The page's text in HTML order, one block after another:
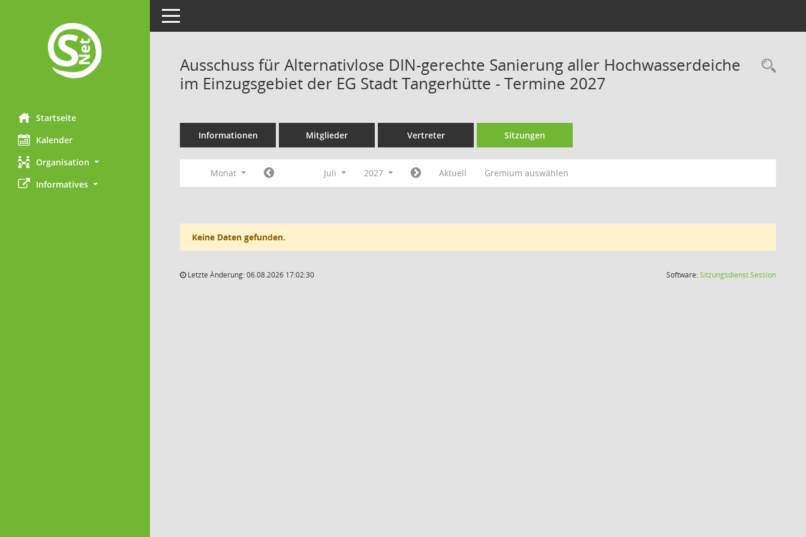
Startseite
Kalender
Organisation
Informatives
Toggle navigation
Ausschuss für Alternativlose DIN-gerechte Sanierung aller Hochwasserdeiche
im Einzugsgebiet der EG Stadt Tangerhütte - Termine 2027
Informationen Mitglieder Vertreter Sitzungen
Monat Juli 2027 Aktuell Gremium auswählen
Keine Daten gefunden.
Letzte Änderung: 06.08.2026 17:02:30 Software:SitzungsdienstSession(Wird in